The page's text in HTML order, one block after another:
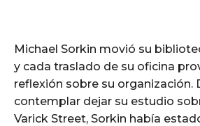
Michael Sorkin movió su
y cada traslado de su oficina
reflexión sobre su organización.
contemplar dejar su estudio
Varick Street, Sorkin había